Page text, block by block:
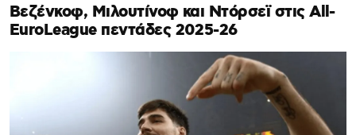
Βεζένκοφ, Μιλουτίνοφ και Ντόρσεϊ στις All-
EuroLeague πεντάδες 2025-26